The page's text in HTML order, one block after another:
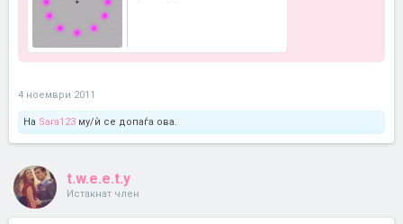
4 ноември 2011
На Sara123 му/ѝ се допаѓа ова.
t.w.e.e.t.y
Истакнат член